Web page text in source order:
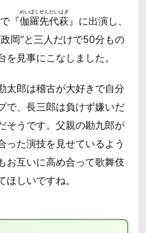
『伽羅先代萩
めいぼくせんだいはぎ
』に出演し、
岡”と三人だけで50分もの
見事にこなしました。
太郎は稽古が大好きで自分
で、長三郎は負けず嫌いだ
そうです。父親の勘九郎が
った演技を見せているよう
お互いに高め合って歌舞伎
しいですね。